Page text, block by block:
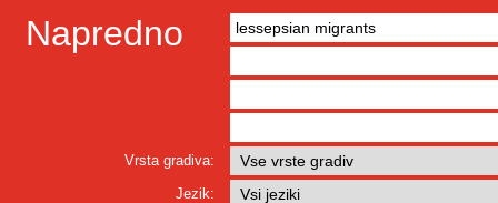
Napredno
Vrsta gradiva:
Jezik: